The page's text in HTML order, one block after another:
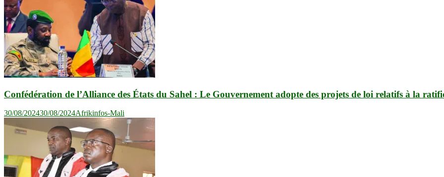
Confédération de l’Alliance des États du Sahel : Le Gouvernement adopte des projets de loi relatifs à la
30/08/202430/08/2024Afrikinfos-Mali